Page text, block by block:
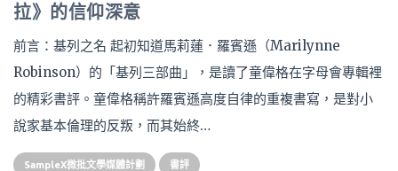
拉》的信仰深意
前言：基列之名 起初知道馬莉蓮．羅賓遜（Marilynne
Robinson）的「基列三部曲」，是讀了童偉格在字母會專輯裡
的精彩書評。童偉格稱許羅賓遜高度自律的重複書寫，是對小
說家基本倫理的反叛，而其始終…
SampleX微批文學媒體計劃 書評